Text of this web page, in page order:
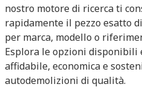
nostro motore di ricerca ti
rapidamente il pezzo esatto
per marca, modello o
Esplora le opzioni disponibili
affidabile, economica e
autodemolizioni di qualità.